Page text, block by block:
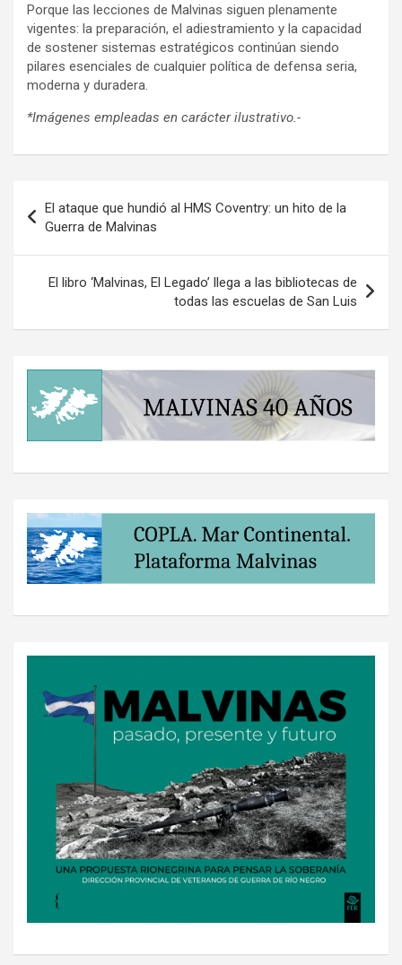
Porque las lecciones de Malvinas siguen plenamente
vigentes: la preparación, el adiestramiento y la capacidad
de sostener sistemas estratégicos continúan siendo
pilares esenciales de cualquier política de defensa seria,
moderna y duradera.
*Imágenes empleadas en carácter ilustrativo.-
de
entradas
El ataque que hundió al HMS Coventry: un hito de la
Guerra de Malvinas
El libro ‘Malvinas, El Legado’ llega a las bibliotecas de
todas las escuelas de San Luis